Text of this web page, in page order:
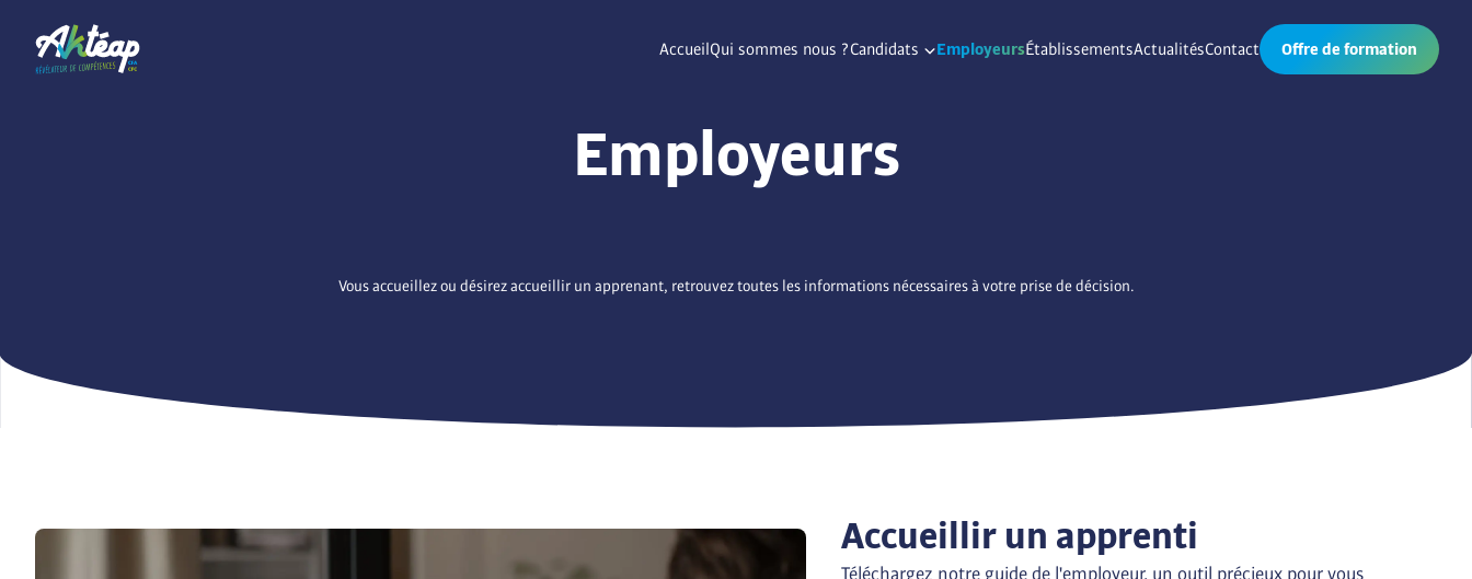
Accueil Qui sommes nous ?Candidats EmployeursÉtablissementsActualitésContact Offre de formation
Employeurs
Vous accueillez ou désirez accueillir un apprenant, retrouvez toutes les informations nécessaires à votre prise de décision.
Accueillir un apprenti
Téléchargez notre guide de l'employeur, un outil précieux pour vous